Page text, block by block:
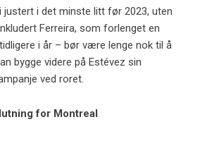
justert i det minste litt før 2023, uten
Ferreira, som forlenget en
i år – bør være lenge nok til å
bygge videre på Estévez sin
ved roret.
for Montreal